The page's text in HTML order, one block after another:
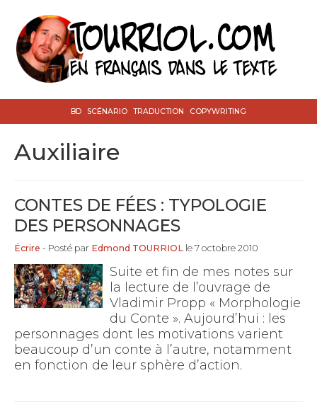
BD SCÉNARIO TRADUCTION COPYWRITING
auxiliaire
CONTES DE FÉES : TYPOLOGIE
DES PERSONNAGES
Écrire - Posté par Edmond TOURRIOL le 7 octobre 2010
Suite et fin de mes notes sur
la lecture de l’ouvrage de
Vladimir Propp « Morphologie
du Conte ». Aujourd’hui : les
personnages dont les motivations varient
beaucoup d’un conte à l’autre, notamment
en fonction de leur sphère d’action.